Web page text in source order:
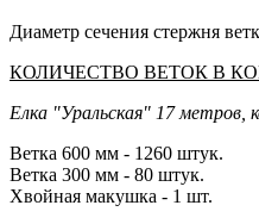
Диаметр сечения стержня
КОЛИЧЕСТВО ВЕТОК В
Елка "Уральская" 17 метров,
Ветка 600 мм - 1260 штук.
Ветка 300 мм - 80 штук.
Хвойная макушка - 1 шт.